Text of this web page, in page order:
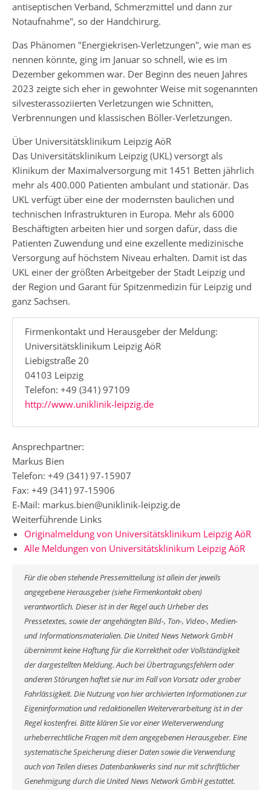
antiseptischen Verband, Schmerzmittel und dann zur
Notaufnahme", so der Handchirurg.
Das Phänomen "Energiekrisen-Verletzungen", wie man es
nennen könnte, ging im Januar so schnell, wie es im
Dezember gekommen war. Der Beginn des neuen Jahres
2023 zeigte sich eher in gewohnter Weise mit sogenannten
silvesterassoziierten Verletzungen wie Schnitten,
Verbrennungen und klassischen Böller-Verletzungen.
Über Universitätsklinikum Leipzig AöR
Das Universitätsklinikum Leipzig (UKL) versorgt als
Klinikum der Maximalversorgung mit 1451 Betten jährlich
mehr als 400.000 Patienten ambulant und stationär. Das
UKL verfügt über eine der modernsten baulichen und
technischen Infrastrukturen in Europa. Mehr als 6000
Beschäftigten arbeiten hier und sorgen dafür, dass die
Patienten Zuwendung und eine exzellente medizinische
Versorgung auf höchstem Niveau erhalten. Damit ist das
UKL einer der größten Arbeitgeber der Stadt Leipzig und
der Region und Garant für Spitzenmedizin für Leipzig und
ganz Sachsen.
Firmenkontakt und Herausgeber der Meldung:
Universitätsklinikum Leipzig AöR
Liebigstraße 20
04103 Leipzig
Telefon: +49 (341) 97109
http://www.uniklinik-leipzig.de
Ansprechpartner:
Markus Bien
Telefon: +49 (341) 97-15907
Fax: +49 (341) 97-15906
E-Mail: markus.bien@uniklinik-leipzig.de
Weiterführende Links
Originalmeldung von Universitätsklinikum Leipzig AöR
Alle Meldungen von Universitätsklinikum Leipzig AöR
Für die oben stehende Pressemitteilung ist allein der jeweils
angegebene Herausgeber (siehe Firmenkontakt oben)
verantwortlich. Dieser ist in der Regel auch Urheber des
Pressetextes, sowie der angehängten Bild-, Ton-, Video-, Medien-
und Informationsmaterialien. Die United News Network GmbH
übernimmt keine Haftung für die Korrektheit oder Vollständigkeit
der dargestellten Meldung. Auch bei Übertragungsfehlern oder
anderen Störungen haftet sie nur im Fall von Vorsatz oder grober
Fahrlässigkeit. Die Nutzung von hier archivierten Informationen zur
Eigeninformation und redaktionellen Weiterverarbeitung ist in der
Regel kostenfrei. Bitte klären Sie vor einer Weiterverwendung
urheberrechtliche Fragen mit dem angegebenen Herausgeber. Eine
systematische Speicherung dieser Daten sowie die Verwendung
auch von Teilen dieses Datenbankwerks sind nur mit schriftlicher
Genehmigung durch die United News Network GmbH gestattet.